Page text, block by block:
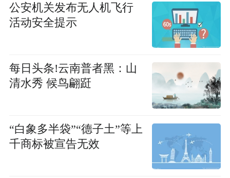
公安机关发布无人机飞行
活动安全提示
每日头条!云南普者黑：山
清水秀 候鸟翩跹
“白象多半袋”“德子土”等上
千商标被宣告无效